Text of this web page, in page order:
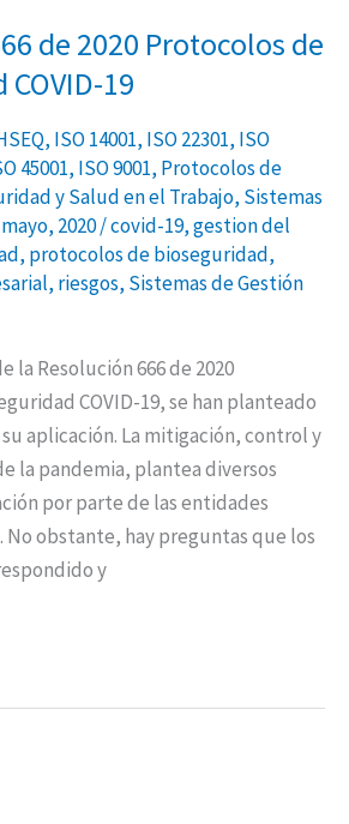
de 2020 Protocolos de
19
, ISO 14001, ISO 22301, ISO
45001, ISO 9001, Protocolos de
y Salud en el Trabajo, Sistemas
2020/covid-19,gestion del
, protocolos de bioseguridad,
, riesgos, Sistemas de Gestión
la Resolución 666 de 2020
COVID-19, se han planteado
aplicación. La mitigación, control y
la pandemia, plantea diversos
por parte de las entidades
No obstante, hay preguntas que los
y